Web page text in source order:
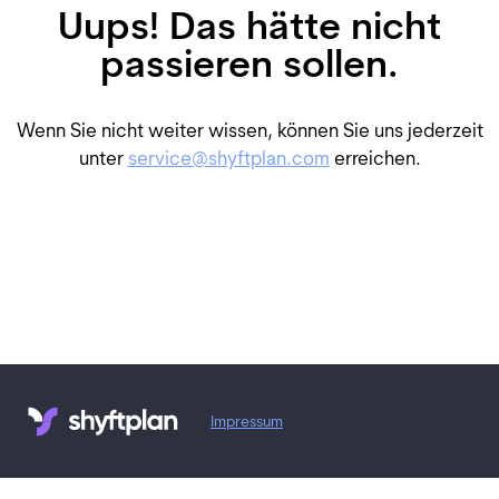
Uups! Das hätte nicht
passieren sollen.
Wenn Sie nicht weiter wissen, können Sie uns jederzeit
unter service@shyftplan.com erreichen.
Impressum